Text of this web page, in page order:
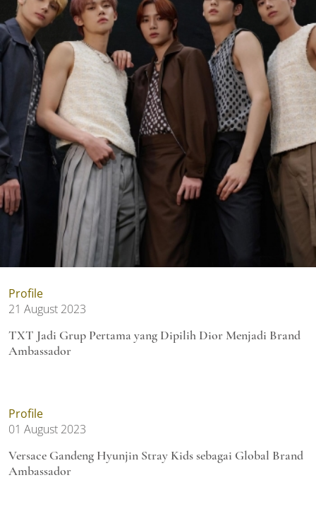
Profile
21 August 2023
TXT Jadi Grup Pertama yang Dipilih Dior Menjadi Brand
Ambassador
Profile
01 August 2023
Versace Gandeng Hyunjin Stray Kids sebagai Global Brand
Ambassador